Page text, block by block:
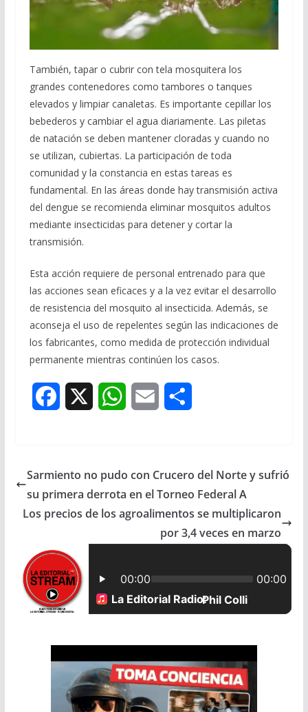
También, tapar o cubrir con tela mosquitera los
grandes contenedores como tambores o tanques
elevados y limpiar canaletas. Es importante cepillar los
bebederos y cambiar el agua diariamente. Las piletas
de natación se deben mantener cloradas y cuando no
se utilizan, cubiertas. La participación de toda
comunidad y la constancia en estas tareas es
fundamental. En las áreas donde hay transmisión activa
del dengue se recomienda eliminar mosquitos adultos
mediante insecticidas para detener y cortar la
transmisión.
Esta acción requiere de personal entrenado para que
las acciones sean eficaces y a la vez evitar el desarrollo
de resistencia del mosquito al insecticida. Además, se
aconseja el uso de repelentes según las indicaciones de
los fabricantes, como medida de protección individual
permanente mientras continúen los casos.
e
o
k
W
t
i
r
Sarmiento no pudo con Crucero del Norte y sufrió
su primera derrota en el Torneo Federal A
Los precios de los agroalimentos se multiplicaron
por 3,4 veces en marzo